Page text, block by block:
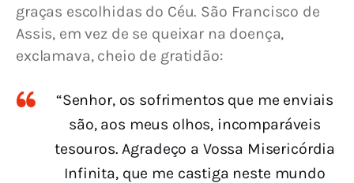
graças escolhidas do Céu. São Francisco de
Assis, em vez de se queixar na doença,
exclamava, cheio de gratidão:
“Senhor, os sofrimentos que me enviais
são, aos meus olhos, incomparáveis
tesouros. Agradeço a Vossa Misericórdia
Infinita, que me castiga neste mundo